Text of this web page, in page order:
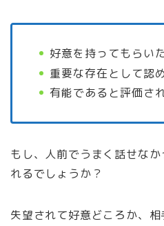
好意を持ってもらい
重要な存在として認
有能であると評価さ
もし、人前でうまく話せな
れるでしょうか？
失望されて好意どころか、